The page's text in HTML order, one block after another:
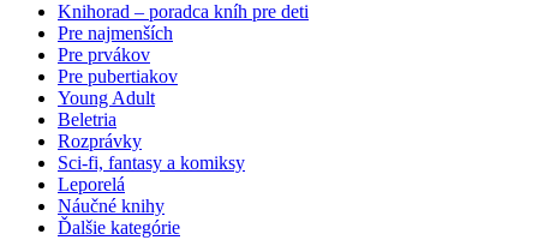
Knihorad – poradca kníh pre deti
Pre najmenších
Pre prvákov
Pre pubertiakov
Young Adult
Beletria
Rozprávky
Sci-fi, fantasy a komiksy
Leporelá
Náučné knihy
Ďalšie kategórie